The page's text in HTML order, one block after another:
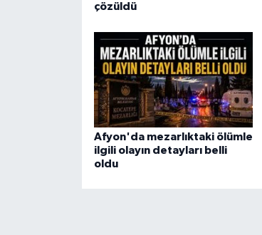
çözüldü
Afyon'da mezarlıktaki ölümle
ilgili olayın detayları belli
oldu